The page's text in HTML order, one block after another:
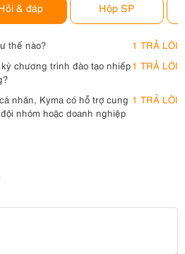
& đáp Hộp SP
thế nào?
1 TRẢ LỜI
chương trình đào tạo nhiếp1 TRẢ LỜI
nhân, Kyma có hỗ trợ cung
nhóm hoặc doanh nghiệp
1 TRẢ LỜI